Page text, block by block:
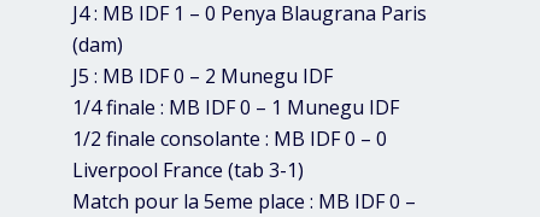
J4 : MB IDF 1 – 0 Penya Blaugrana Paris
(dam)
J5 : MB IDF 0 – 2 Munegu IDF
1/4 finale : MB IDF 0 – 1 Munegu IDF
1/2 finale consolante : MB IDF 0 – 0
Liverpool France (tab 3-1)
Match pour la 5eme place : MB IDF 0 –